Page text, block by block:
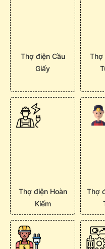
Thợ điện Cầu
Giấy
Thợ
Thợ điện Hoàn
Kiếm
Thợ